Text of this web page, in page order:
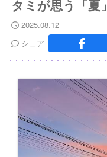
タミが思う「夏」
2025.08.12
シェア